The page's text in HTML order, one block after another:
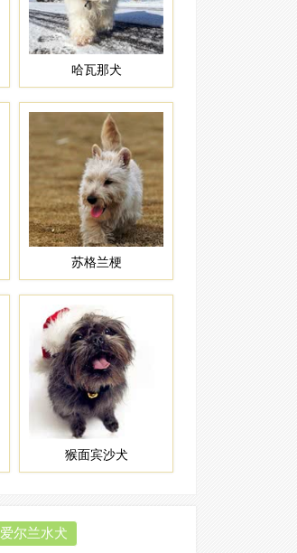
哈瓦那犬
苏格兰梗
猴面宾沙犬
爱尔兰水犬